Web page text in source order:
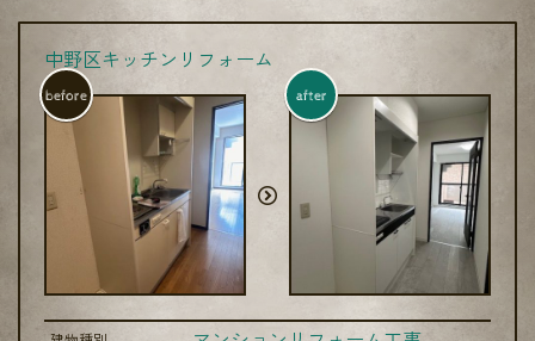
中野区キッチンリフォーム
before after